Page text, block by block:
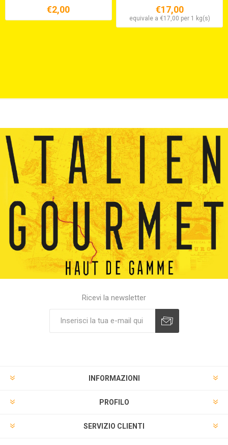
€2,00 €17,00
equivale a €17,00 per 1 kg(s)
Ricevi la newsletter
INFORMAZIONI
PROFILO
SERVIZIO CLIENTI